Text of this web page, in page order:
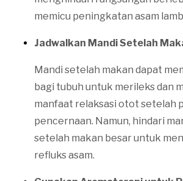
memicu peningkatan asam
Jadwalkan Mandi Setelah
Mandi setelah makan dapat
bagi tubuh untuk merileks dan
manfaat relaksasi otot setelah
pencernaan. Namun, hindari
setelah makan besar untuk
refluks asam.